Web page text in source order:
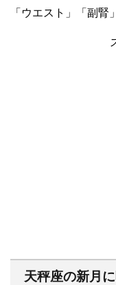
「ウエスト」「副腎
天秤座の新月